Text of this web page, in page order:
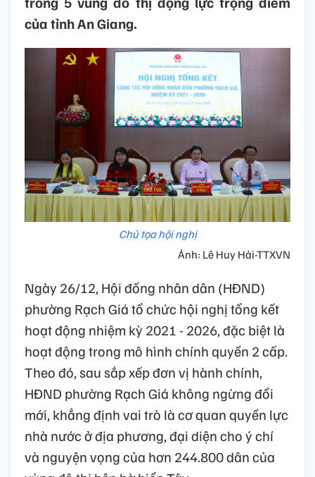
của tỉnh An Giang.
Chủ tọa hội nghị
Ảnh: Lê Huy Hải-TTXVN
Ngày 26/12, Hội đồng nhân dân (HĐND)
phường Rạch Giá tổ chức hội nghị tổng kết
hoạt động nhiệm kỳ 2021 - 2026, đặc biệt là
hoạt động trong mô hình chính quyền 2 cấp.
Theo đó, sau sắp xếp đơn vị hành chính,
HĐND phường Rạch Giá không ngừng đổi
mới, khẳng định vai trò là cơ quan quyền lực
nhà nước ở địa phương, đại diện cho ý chí
và nguyện vọng của hơn 244.800 dân của